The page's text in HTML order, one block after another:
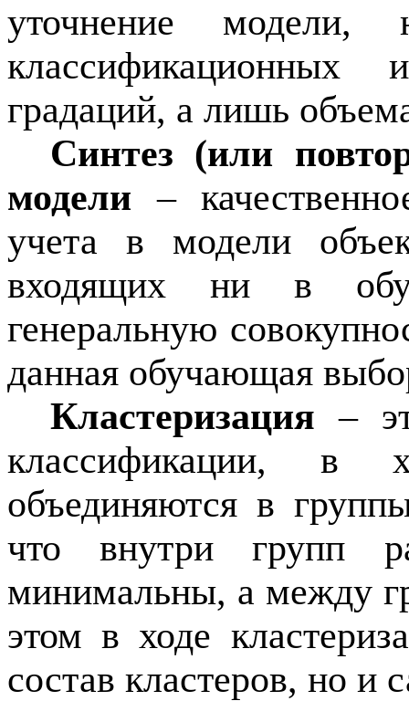
уточнение модели,
градаций, а лишь
Синтез (или
модели –
учета в модели
входящих ни в
генеральную
данная обучающая
Кластеризация –
классификации, в
объединяются в
что внутри групп
минимальны, а между
этом в ходе
состав кластеров, но и